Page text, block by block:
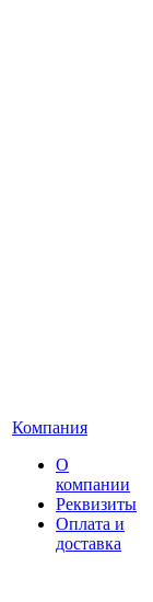
Компания
О
компании
Реквизиты
Оплата и
доставка